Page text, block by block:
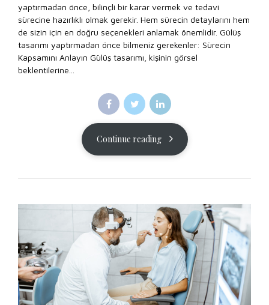
yaptırmadan önce, bilinçli bir karar vermek ve tedavi
sürecine hazırlıklı olmak gerekir. Hem sürecin detaylarını hem
de sizin için en doğru seçenekleri anlamak önemlidir. Gülüş
tasarımı yaptırmadan önce bilmeniz gerekenler: Sürecin
Kapsamını Anlayın Gülüş tasarımı, kişinin görsel
beklentilerine...
Continue reading